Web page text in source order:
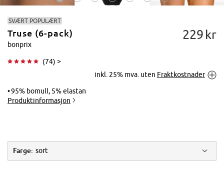
Trykk for å
SVÆRT POPULÆRT
Truse (6-pack)
bonprix
(74) >
229 kr
inkl. 25% mva. uten Fraktkostnader
95% bomull, 5% elastan
Produktinformasjon
Farge: sort